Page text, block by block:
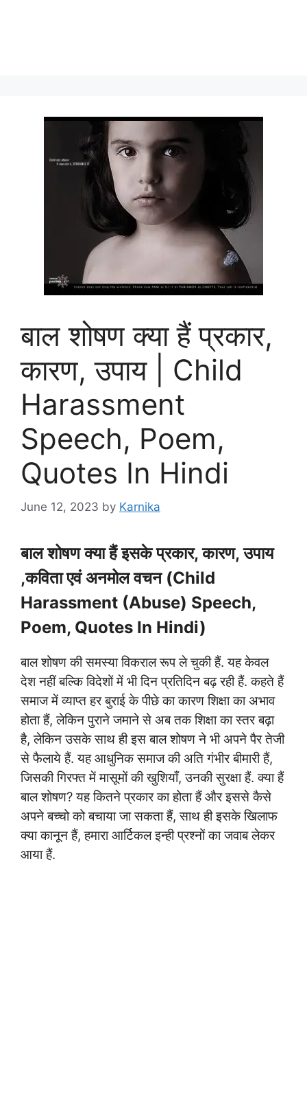
बाल शोषण क्या हैं प्रकार,
कारण, उपाय | Child
Harassment
Speech, Poem,
Quotes In Hindi
June 12, 2023 by Karnika
बाल शोषण क्या हैं इसके प्रकार, कारण, उपाय
,कविता एवं अनमोल वचन (Child
Harassment (Abuse) Speech,
Poem, Quotes In Hindi)
बाल शोषण की समस्या विकराल रूप ले चुकी हैं. यह केवल
देश नहीं बल्कि विदेशों में भी दिन प्रतिदिन बढ़ रही हैं. कहते हैं
समाज में व्याप्त हर बुराई के पीछे का कारण शिक्षा का अभाव
होता हैं, लेकिन पुराने जमाने से अब तक शिक्षा का स्तर बढ़ा
है, लेकिन उसके साथ ही इस बाल शोषण ने भी अपने पैर तेजी
से फैलाये हैं. यह आधुनिक समाज की अति गंभीर बीमारी हैं,
जिसकी गिरफ्त में मासूमों की खुशियाँ, उनकी सुरक्षा हैं. क्या हैं
बाल शोषण? यह कितने प्रकार का होता हैं और इससे कैसे
अपने बच्चो को बचाया जा सकता हैं, साथ ही इसके खिलाफ
क्या कानून हैं, हमारा आर्टिकल इन्ही प्रश्नों का जवाब लेकर
आया हैं.